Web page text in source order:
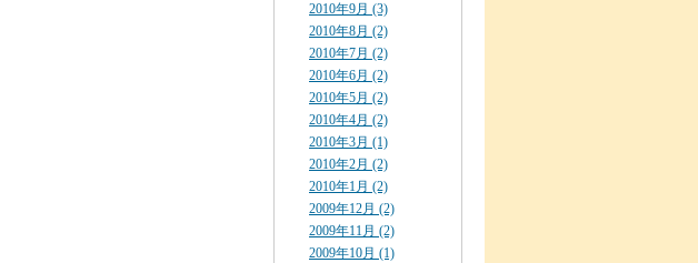
2010年9月 (3)
2010年8月 (2)
2010年7月 (2)
2010年6月 (2)
2010年5月 (2)
2010年4月 (2)
2010年3月 (1)
2010年2月 (2)
2010年1月 (2)
2009年12月 (2)
2009年11月 (2)
2009年10月 (1)